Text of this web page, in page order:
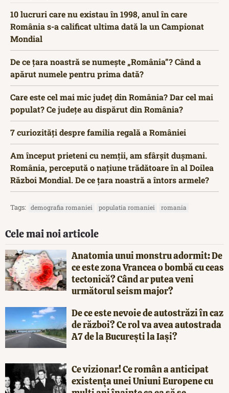
10 lucruri care nu existau în 1998, anul în care
România s-a calificat ultima dată la un Campionat
Mondial
De ce țara noastră se numește „România”? Când a
apărut numele pentru prima dată?
Care este cel mai mic județ din România? Dar cel mai
populat? Ce județe au dispărut din România?
7 curiozități despre familia regală a României
Am început prieteni cu nemții, am sfârșit dușmani.
România, percepută o națiune trădătoare în al Doilea
Război Mondial. De ce țara noastră a întors armele?
Tags: demografia romaniei populatia romaniei romania
Cele mai noi articole
Anatomia unui monstru adormit: De
ce este zona Vrancea o bombă cu ceas
tectonică? Când ar putea veni
următorul seism major?
De ce este nevoie de autostrăzi în caz
de război? Ce rol va avea autostrada
A7 de la București la Iași?
Ce vizionar! Ce român a anticipat
existența unei Uniuni Europene cu